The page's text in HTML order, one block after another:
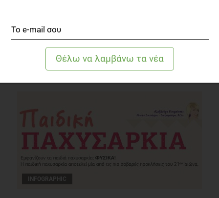
Υγιεινά Comfort Foods: Και όμως, υπάρχουν!
3 λεπτά να διαβαστεί
INFOGRAPHIC